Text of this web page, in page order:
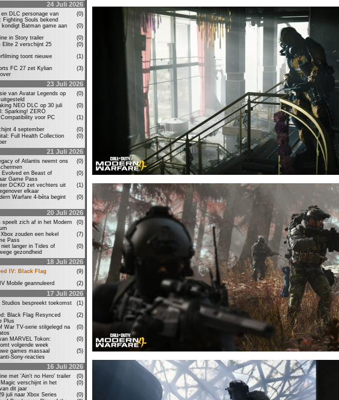
24 Juli 2026
DLC personage van
Fighting Souls bekend
(0)
Batman game aan
(0)
in Story trailer
(0)
Elite 2 verschijnt 25
(0)
toont nieuwe
(1)
FC 27 zet Kylian
(3)
23 Juli 2026
van Avatar Legends op
(0)
NEO DLC op 30 juli
Sparking! ZERO
(0)
voor PC
(1)
4 september
(0)
Full Health Collection
(0)
21 Juli 2026
of Atlantis neemt ons
(0)
Evolved en Beast of
Game Pass
(0)
DCKO zet vechters uit
elkaar
(1)
Warfare 4-bèta begint
(0)
20 Juli 2026
speelt zich af in het Modern
(0)
zouden een hekel
Pass
(7)
langer in Tides of
gezondheid
(0)
18 Juli 2026
IV: Black Flag
(9)
Mobile geannuleerd
(2)
17 Juli 2026
Studios bespreekt toekomst
(1)
Black Flag Resynced
Plus
(2)
War TV-serie stilgelegd na
(0)
MARVEL Tokon:
volgende week
(0)
games massaal
Sony-reacties
(5)
16 Juli 2026
met 'Ain't no Hero' trailer
(0)
verschijnt in het
dit jaar
(0)
juli naar Xbox Series
(0)